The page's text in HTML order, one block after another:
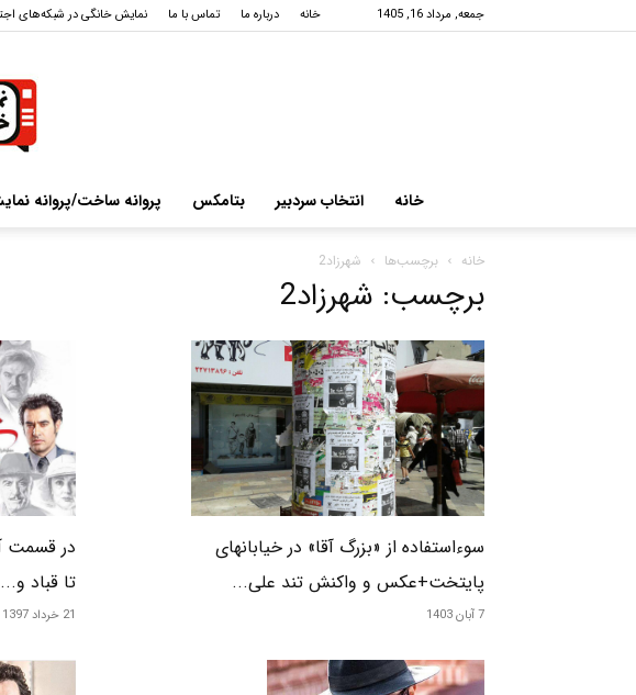
جمعه, مرداد 16, 1405 خانه درباره ما تماس با ما نمایش خانگی در شبکه‌های
خانه انتخاب سردبیر بتامکس پروانه ساخت/پروانه
خانه برچسب‌ها شهرزاد2
برچسب: شهرزاد2
سوءاستفاده از «بزرگ آقا» در خیابانهای
پایتخت+عکس و واکنش تند علی...
7 آبان 1403
تا قباد و...
21 خرداد 1397